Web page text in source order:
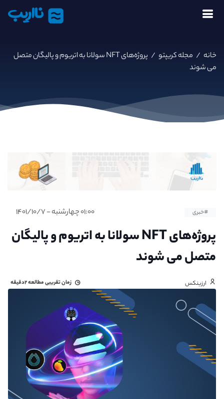
نااریب
خانه / مجله کریپتو /
پروژه‌های NFT سولانا به اتریوم و پالیگان متصل
می شوند
#خبری ۰۱:۰۰ چهارشنبه - ۱۴۰۱/۱۰/۷
پروژه‌های NFT سولانا به اتریوم و پالیگان
متصل می شوند
ارزینکس زمان تقریبی مطالعه۲دقیقه